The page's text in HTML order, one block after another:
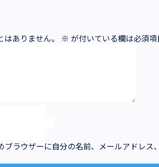
ありません。
※ が付いている欄は必須
ラウザーに自分の名前、メールアドレス